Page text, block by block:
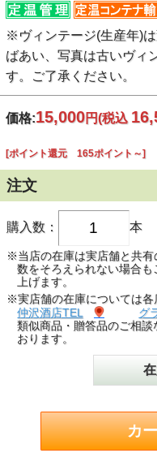
※ヴィンテージ(生産年)
ばあい、写真は古いヴィ
す。ご了承ください。
価格:15,000円(税込
[ポイント還元 165ポイント～]
注文
購入数： 本
※当店の在庫は実店舗と共有
数をそろえられない場合
上げます。
※実店舗の在庫については各
仲沢酒店TEL
グ
類似商品・贈答品のご相
おります。